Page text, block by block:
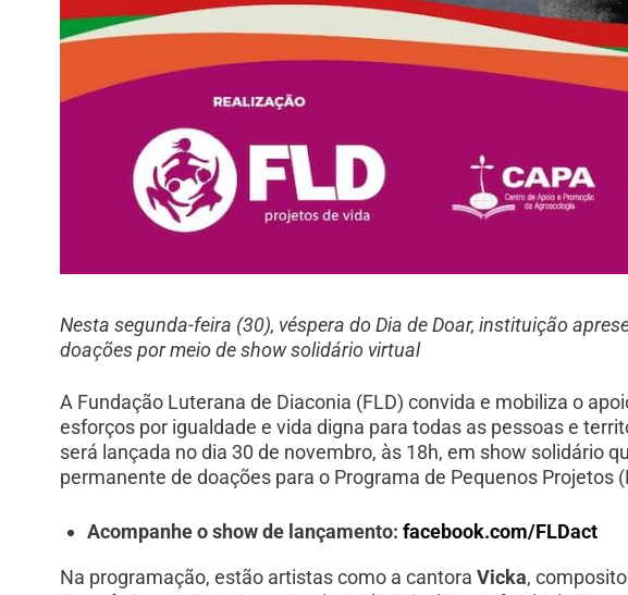
Nesta segunda-feira (30), véspera do Dia de Doar, instituição
doações por meio de show solidário virtual
A Fundação Luterana de Diaconia (FLD) convida e mobiliza o
esforços por igualdade e vida digna para todas as pessoas e
será lançada no dia 30 de novembro, às 18h, em show solidário
permanente de doações para o Programa de Pequenos Projetos
Acompanhe o show de lançamento: facebook.com/FLDact
Na programação, estão artistas como a cantoraVicka,